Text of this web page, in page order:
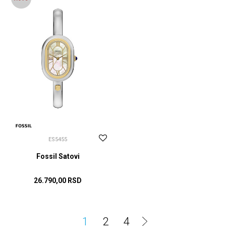
ES5455
Fossil Satovi
26.790,00 RSD
1 2 4